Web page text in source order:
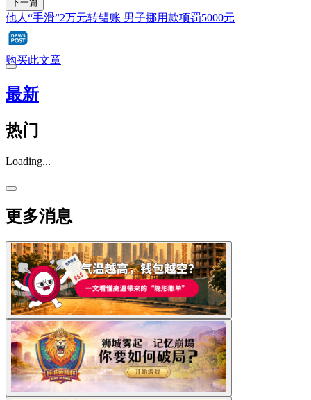
下一篇
他人“手滑”2万元转错账 男子挪用款项罚5000元
购买此文章
最新
热门
Loading...
更多消息